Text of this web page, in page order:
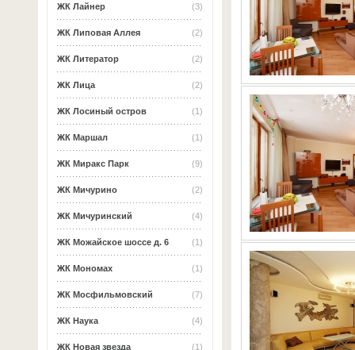
(3)
ЖК Лайнер
(2)
ЖК Липовая Аллея
(2)
ЖК Литератор
(2)
ЖК Лица
(1)
ЖК Лосиный остров
(1)
ЖК Маршал
(9)
ЖК Миракс Парк
(2)
ЖК Мичурино
(4)
ЖК Мичуринский
(1)
ЖК Можайское шоссе д. 6
(1)
ЖК Мономах
(7)
ЖК Мосфильмовский
(4)
ЖК Наука
(1)
ЖК Новая звезда